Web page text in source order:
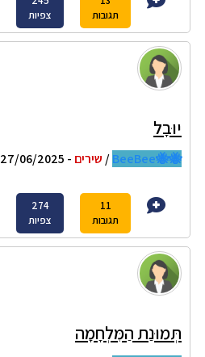
תגובות
צפיות
יוּבָל
🐝🐝BeeBee
/ שירים - 27/06/2025 01:51
11
תגובות
274
צפיות
תְּמוּנַת הַמִּלְחָמָה